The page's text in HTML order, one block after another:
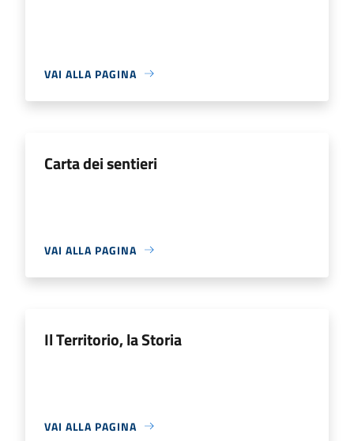
VAI ALLA PAGINA
Carta dei sentieri
VAI ALLA PAGINA
Il Territorio, la Storia
VAI ALLA PAGINA